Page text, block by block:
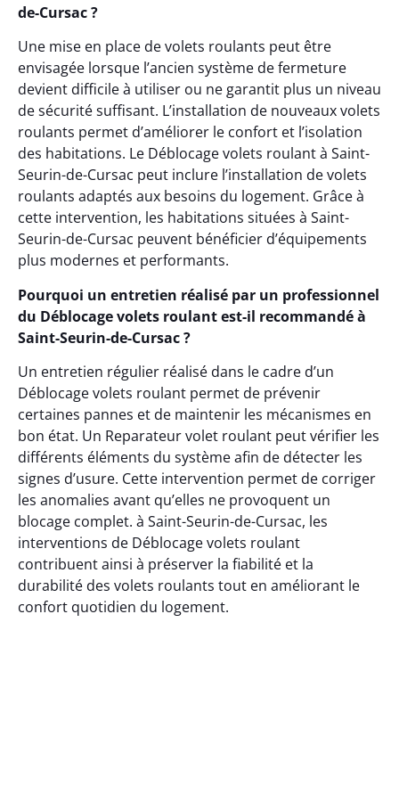
de-Cursac ?
Une mise en place de volets roulants peut être
envisagée lorsque l’ancien système de fermeture
devient difficile à utiliser ou ne garantit plus un niveau
de sécurité suffisant. L’installation de nouveaux volets
roulants permet d’améliorer le confort et l’isolation
des habitations. Le Déblocage volets roulant à Saint-
Seurin-de-Cursac peut inclure l’installation de volets
roulants adaptés aux besoins du logement. Grâce à
cette intervention, les habitations situées à Saint-
Seurin-de-Cursac peuvent bénéficier d’équipements
plus modernes et performants.
Pourquoi un entretien réalisé par un professionnel
du Déblocage volets roulant est-il recommandé à
Saint-Seurin-de-Cursac ?
Un entretien régulier réalisé dans le cadre d’un
Déblocage volets roulant permet de prévenir
certaines pannes et de maintenir les mécanismes en
bon état. Un Reparateur volet roulant peut vérifier les
différents éléments du système afin de détecter les
signes d’usure. Cette intervention permet de corriger
les anomalies avant qu’elles ne provoquent un
blocage complet. à Saint-Seurin-de-Cursac, les
interventions de Déblocage volets roulant
contribuent ainsi à préserver la fiabilité et la
durabilité des volets roulants tout en améliorant le
confort quotidien du logement.